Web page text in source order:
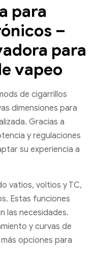
para
–
para
vapeo
de cigarrillos
dimensiones para
Gracias a
y regulaciones
su experiencia a
vatios, voltios y TC,
Estas funciones
las necesidades.
y curvas de
opciones para